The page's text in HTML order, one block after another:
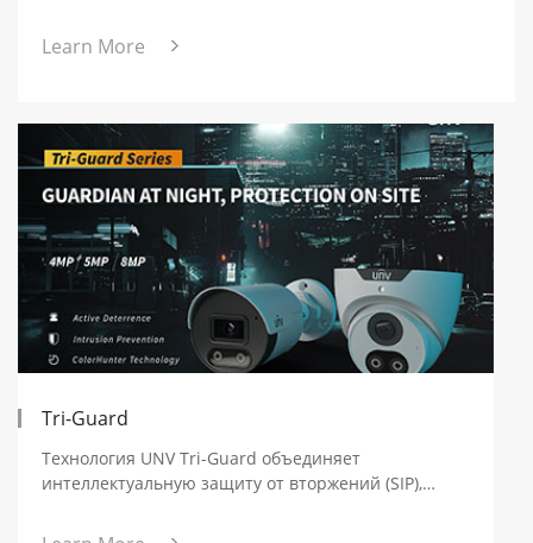
на технологии ColorHunter.
Learn More
Tri-Guard
Технология UNV Tri-Guard объединяет
интеллектуальную защиту от вторжений (SIP),
для предотвращения преступлений в тёмное